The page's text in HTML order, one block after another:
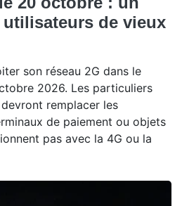
de vieux
son réseau 2G dans le
2026. Les particuliers
remplacer les
de paiement ou objets
pas avec la 4G ou la